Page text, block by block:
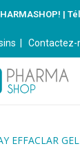
|
Contactez-
EFFACLAR